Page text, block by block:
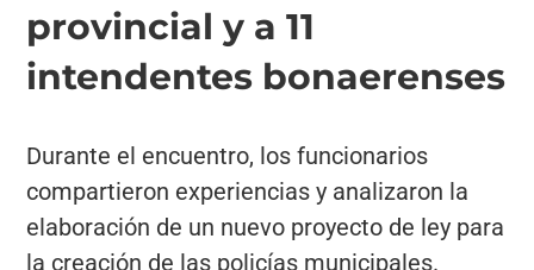
provincial y a 11
intendentes bonaerenses
Durante el encuentro, los funcionarios
compartieron experiencias y analizaron la
elaboración de un nuevo proyecto de ley para
la creación de las policías municipales.